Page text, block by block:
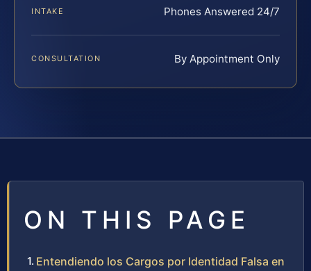
INTAKE Phones Answered 24/7
CONSULTATION By Appointment Only
ON THIS PAGE
Entendiendo los Cargos por Identidad Falsa en